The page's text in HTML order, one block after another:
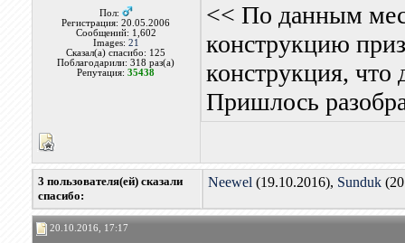
Пол:
Регистрация: 20.05.2006
Сообщений: 1,602
Images: 21
Сказал(а) спасибо: 125
Поблагодарили: 318 раз(а)
Репутация:35438
<< По данным
конструкцию
конструкция, что
Пришлось
3 пользователя(ей) сказали
cпасибо:
Neewel (19.10.2016), Sunduk
20.10.2016, 17:17